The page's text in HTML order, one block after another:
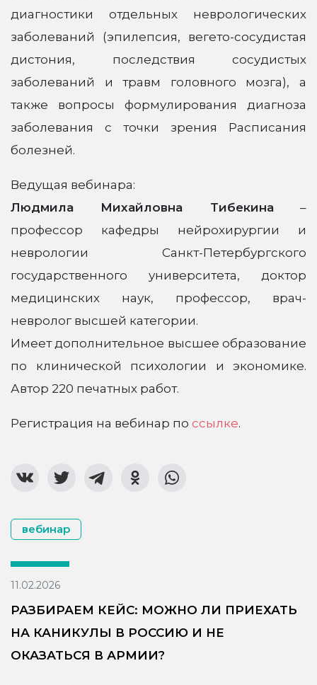
диагностики отдельных неврологических
заболеваний (эпилепсия, вегето-сосудистая
дистония, последствия сосудистых
заболеваний и травм головного мозга), а
также вопросы формулирования диагноза
заболевания с точки зрения Расписания
болезней.
Ведущая вебинара:
Людмила Михайловна Тибекина–
профессор кафедры нейрохирургии и
неврологии Санкт-Петербургского
государственного университета, доктор
медицинских наук, профессор, врач-
невролог высшей категории.
Имеет дополнительное высшее образование
по клинической психологии и экономике.
Автор 220 печатных работ.
Регистрация на вебинар по ссылке.
вебинар
11.02.2026
РАЗБИРАЕМ КЕЙС: МОЖНО ЛИ ПРИЕХАТЬ
НА КАНИКУЛЫ В РОССИЮ И НЕ
ОКАЗАТЬСЯ В АРМИИ?